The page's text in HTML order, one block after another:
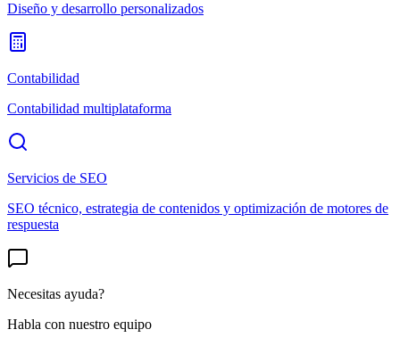
Diseño y desarrollo personalizados
Contabilidad
Contabilidad multiplataforma
Servicios de SEO
SEO técnico, estrategia de contenidos y optimización de motores de
respuesta
Necesitas ayuda?
Habla con nuestro equipo